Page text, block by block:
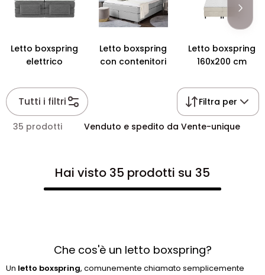
Letto boxspring
elettrico
Letto boxspring
con contenitori
Letto boxspring
160x200 cm
Tutti i filtri Filtra per
35 prodotti Venduto e spedito da Vente-unique
Hai visto 35 prodotti su 35
Che cos'è un letto boxspring?
Un letto boxspring, comunemente chiamato semplicemente